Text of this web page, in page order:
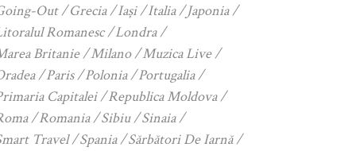
Out
Grecia Iași Italia
Japonia
Romanesc
Londra
Britanie
Milano
Muzica Live
Paris Polonia
Portugalia
Capitalei
Republica Moldova
Romania Sibiu
Sinaia
Travel
Spania
Sărbători De Iarnă